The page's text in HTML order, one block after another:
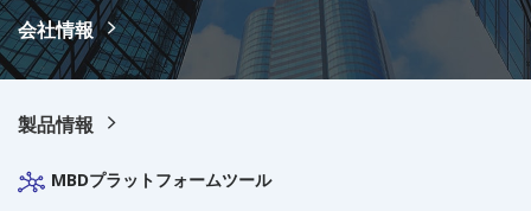
会社情報
製品情報
MBDプラットフォームツール